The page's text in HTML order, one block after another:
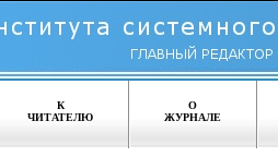
К
ЧИТАТЕЛЮ
О
ЖУРНАЛЕ